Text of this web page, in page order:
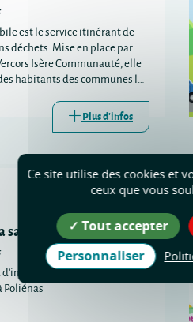
est le service itinérant de
déchets. Mise en place par
Isère Communauté, elle
habitants des communes les
Plus d'infos
santé à Poliénas
d'information sur les droits et la
Poliénas
Ce site utilise des cookies et
ceux que vous
Tout accepter
Personnaliser